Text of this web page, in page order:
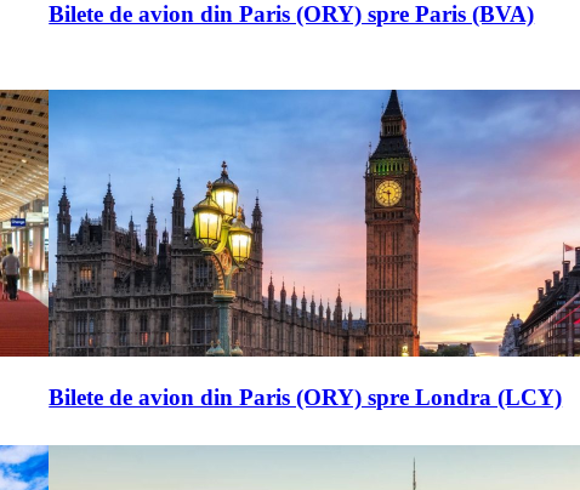
Bilete de avion din Paris (ORY) spre Paris (BVA)
Bilete de avion din Paris (ORY) spre Londra (LCY)